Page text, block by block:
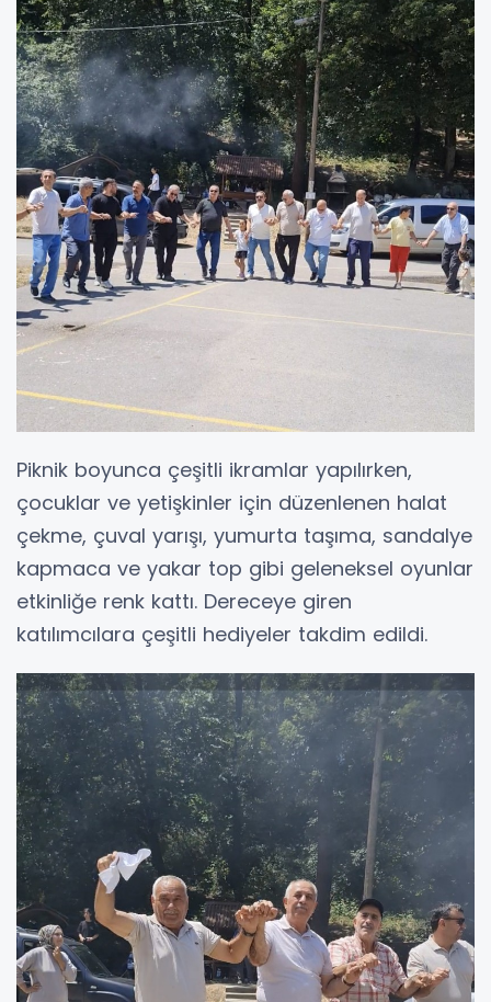
Piknik boyunca çeşitli ikramlar yapılırken,
çocuklar ve yetişkinler için düzenlenen halat
çekme, çuval yarışı, yumurta taşıma, sandalye
kapmaca ve yakar top gibi geleneksel oyunlar
etkinliğe renk kattı. Dereceye giren
katılımcılara çeşitli hediyeler takdim edildi.